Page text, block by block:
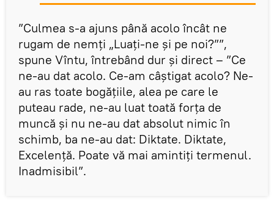
”Culmea s-a ajuns până acolo încât ne
rugam de nemți „Luați-ne și pe noi?””,
spune Vîntu, întrebând dur și direct – ”Ce
ne-au dat acolo. Ce-am câștigat acolo? Ne-
au ras toate bogățiile, alea pe care le
puteau rade, ne-au luat toată forța de
muncă și nu ne-au dat absolut nimic în
schimb, ba ne-au dat: Diktate. Diktate,
Excelență. Poate vă mai amintiți termenul.
Inadmisibil”.